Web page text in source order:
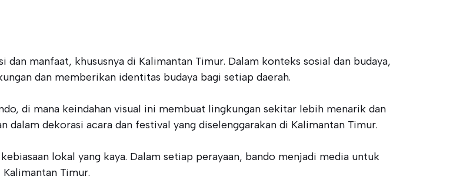
manfaat, khususnya di Kalimantan Timur. Dalam konteks sosial dan budaya,
dan memberikan identitas budaya bagi setiap daerah.
di mana keindahan visual ini membuat lingkungan sekitar lebih menarik dan
dalam dekorasi acara dan festival yang diselenggarakan di Kalimantan Timur.
lokal yang kaya. Dalam setiap perayaan, bando menjadi media untuk
Timur.